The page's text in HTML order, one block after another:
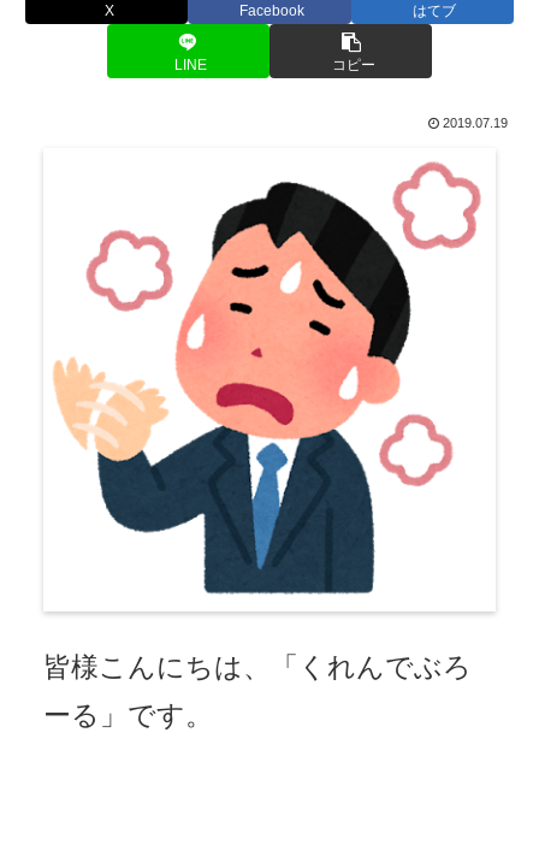
X Facebook はてブ
LINE コピー
2019.07.19
皆様こんにちは、「くれんでぶろ
ーる」です。